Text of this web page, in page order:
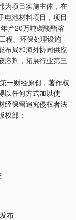
为项目实施主体，在
电池材料项目，项目
产20万吨碳酸酯溶
程、环保处理设施
布局和海外协同供应
溶剂，拓展行业第三
一财经原创，著作权
以任何方式加以使
经保留追究侵权者法
权部：
布